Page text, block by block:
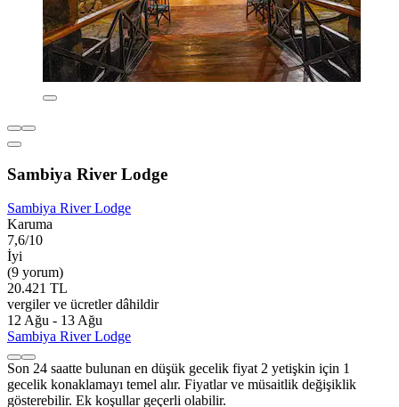
Sambiya River Lodge
Sambiya River Lodge
Karuma
7,6/10
İyi
(9 yorum)
20.421 TL
vergiler ve ücretler dâhildir
12 Ağu - 13 Ağu
Sambiya River Lodge
Son 24 saatte bulunan en düşük gecelik fiyat 2 yetişkin için 1
gecelik konaklamayı temel alır. Fiyatlar ve müsaitlik değişiklik
gösterebilir. Ek koşullar geçerli olabilir.